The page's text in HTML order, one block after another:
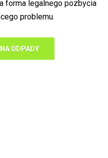
forma legalnego pozbycia
problemu.
ODPADY